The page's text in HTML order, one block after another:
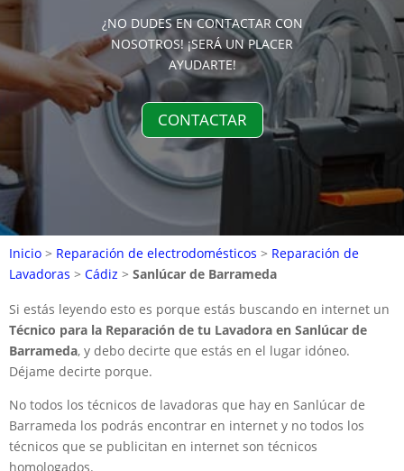
¿NO DUDES EN CONTACTAR CON
NOSOTROS! ¡SERÁ UN PLACER
AYUDARTE!
CONTACTAR
Inicio > Reparación de electrodomésticos > Reparación de
Lavadoras > Cádiz > Sanlúcar de Barrameda
Si estás leyendo esto es porque estás buscando en internet un
Técnico para la Reparación de tu Lavadora en Sanlúcar de
Barrameda, y debo decirte que estás en el lugar idóneo.
Déjame decirte porque.
No todos los técnicos de lavadoras que hay en Sanlúcar de
Barrameda los podrás encontrar en internet y no todos los
técnicos que se publicitan en internet son técnicos
homologados.